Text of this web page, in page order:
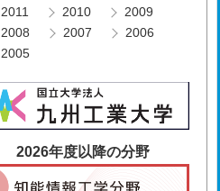
2011
2010
2009
2008
2007
2006
2005
2026年度以降の分野